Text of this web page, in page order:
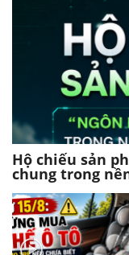
Hộ chiếu sản
chung trong